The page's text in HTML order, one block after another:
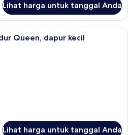
Lihat harga untuk tanggal Anda
Setrika/meja setrika, Wi-Fi gratis,
Queen, dapur kecil
Lihat harga untuk tanggal Anda